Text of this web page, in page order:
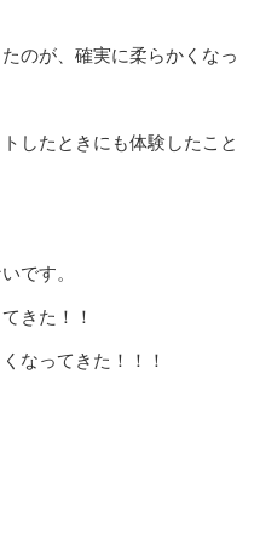
のが、確実に柔らかくなっ
したときにも体験したこと
です。
きた！！
なってきた！！！